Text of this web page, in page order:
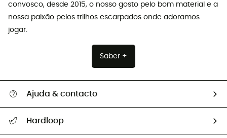
convosco, desde 2015, o nosso gosto pelo bom material e a
nossa paixão pelos trilhos escarpados onde adoramos
jogar.
Saber +
Ajuda & contacto
Hardloop